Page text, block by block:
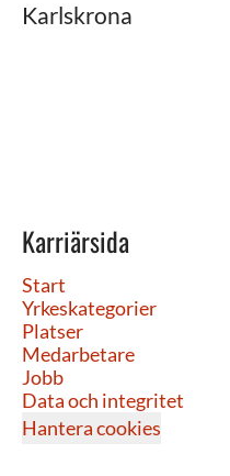
Karlskrona
Karriärsida
Start
Yrkeskategorier
Platser
Medarbetare
Jobb
Data och integritet
Hantera cookies